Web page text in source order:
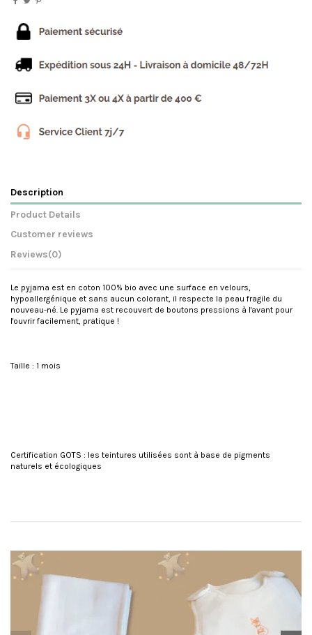
Description
Product Details
Customer reviews
Reviews(0)
Le pyjama est en coton 100% bio avec une surface en velours,
hypoallergénique et sans aucun colorant, il respecte la peau fragile du
nouveau-né. Le pyjama est recouvert de boutons pressions à l'avant pour
l'ouvrir facilement, pratique !
Taille : 1 mois
Certification GOTS : les teintures utilisées sont à base de pigments
naturels et écologiques
SHOW ATTESTATION 10/10
Based on 2 reviews